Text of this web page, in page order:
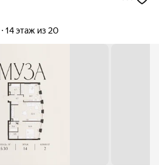
14 этаж из 20